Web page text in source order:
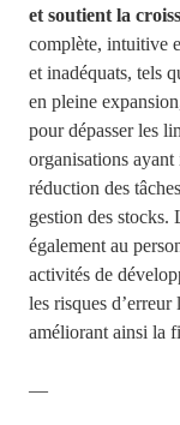
et soutient la
complète, intuitive
et inadéquats, tels
en pleine
pour dépasser les
organisations
réduction des
gestion des stocks.
également au
activités de
les risques
améliorant ainsi la
—